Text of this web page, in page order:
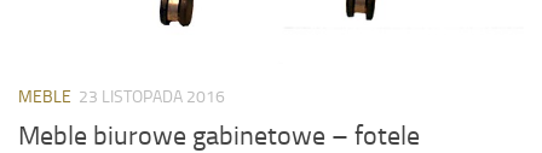
MEBLE 23 LISTOPADA 2016
Meble biurowe gabinetowe – fotele